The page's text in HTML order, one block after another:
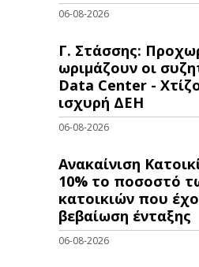
06-08-2026
Γ. Στάσσης:
ωριμάζουν οι
Data Center -
ισχυρή ΔΕΗ
06-08-2026
Ανακαίνιση
10% το ποσοστό
κατοικιών που
βεβαίωση ένταξης
06-08-2026